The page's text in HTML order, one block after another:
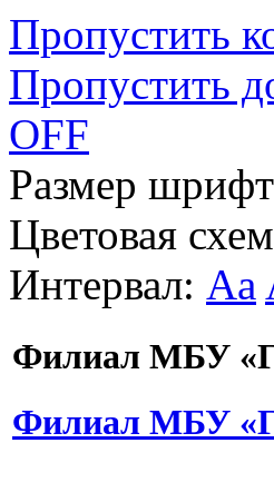
Пропустить
Пропустить
OFF
Размер
Цветовая
Интервал: Aa
Филиал МБУ
Филиал МБУ